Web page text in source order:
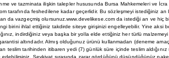
ve tazminata ilişkin talepler hususunda Bursa Mahkemeleri ve
tarafında feshedilene kadar geçerlidir. Bu sözleşmeyi istediğiniz
da vazgeçmiş olursunuz.www.develikese.com da istediği an ve hiç
birini ihlal ettiğiniz takdirde siteye girişinizi engelleyebilir. Yine
indirdiğiniz veya başka bir yolla elde ettiğiniz her türlü
altındadır. Almış olduğunuz ürünü kullanmadan (deneme
teslim tarihinden itibaren yedi (7) günlük süre içinde teslim
Sevkiyat sırasında zarar gördüğünü düşündüğünüz